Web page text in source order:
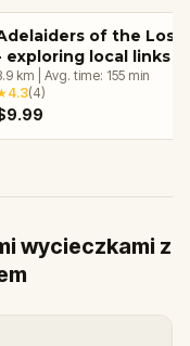
of the Lost
exploring local links
myths
km Avg. time: 155 min
4.3(4)
wycieczkami z